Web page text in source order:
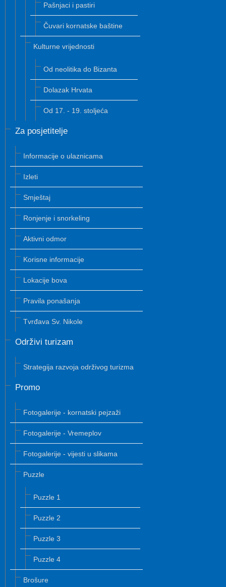
Pašnjaci i pastiri
Čuvari kornatske baštine
Kulturne vrijednosti
Od neolitika do Bizanta
Dolazak Hrvata
Od 17. - 19. stoljeća
Za posjetitelje
Informacije o ulaznicama
Izleti
Smještaj
Ronjenje i snorkeling
Aktivni odmor
Korisne informacije
Lokacije bova
Pravila ponašanja
Tvrđava Sv. Nikole
Održivi turizam
Strategija razvoja održivog turizma
Promo
Fotogalerije - kornatski pejzaži
Fotogalerije - Vremeplov
Fotogalerije - vijesti u slikama
Puzzle
Puzzle 1
Puzzle 2
Puzzle 3
Puzzle 4
Brošure